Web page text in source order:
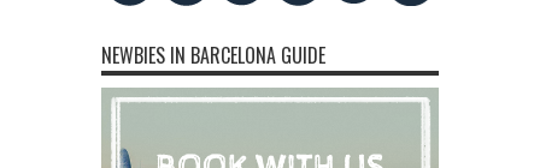
NEWBIES IN BARCELONA GUIDE